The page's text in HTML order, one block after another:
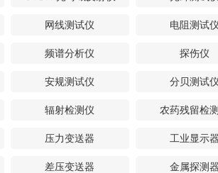
网线测试仪 电阻测试
频谱分析仪 探伤仪
安规测试仪 分贝测试
辐射检测仪 农药残留检
压力变送器 工业显示
差压变送器 金属探测